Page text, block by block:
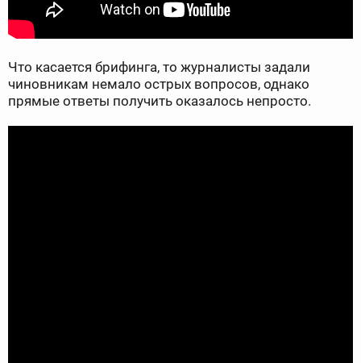
Что касается брифинга, то журналисты задали
чиновникам немало острых вопросов, однако
прямые ответы получить оказалось непросто.